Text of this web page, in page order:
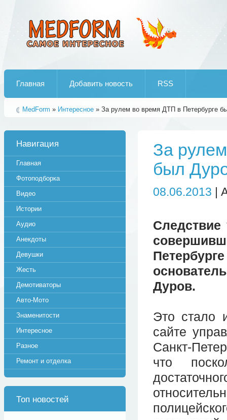
Главная Добавить новость RSS
MedForm » Интересное » За рулем во время ДТП в Петербурге
За
был
08.06.2013 |
Следствие
Дуров.
Это стало
сайте
Санкт-
что
Навигация
Главная
Фотоподборка
Видео
Истории
Аудио
Анекдоты
Девушки
Жесть
Демотиваторы
Авто-Мото
Знаменитости
Интересное
Разное
Ремонт и отделка
Топ новостей